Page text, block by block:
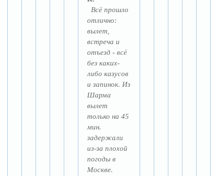
Всё прошло
отлично:
вылет,
встреча и
отъезд - всё
без каких-
либо казусов
и запинок. Из
Шарма
вылет
только на 45
мин.
задержали
из-за плохой
погоды в
Москве.